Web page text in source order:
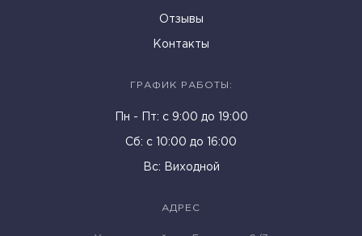
Отзывы
Контакты
ГРАФИК РАБОТЫ:
Пн - Пт: c 9:00 до 19:00
Cб: с 10:00 до 16:00
Вс: Виходной
АДРЕС